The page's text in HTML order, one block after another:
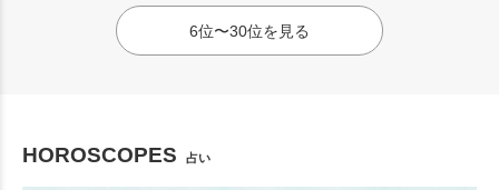
6位〜30位を見る
HOROSCOPES 占い